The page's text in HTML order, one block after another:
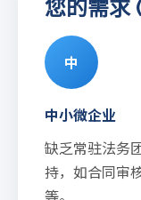
您的需求
中
中小微企业
缺乏常驻法务
持，如合同审
等。